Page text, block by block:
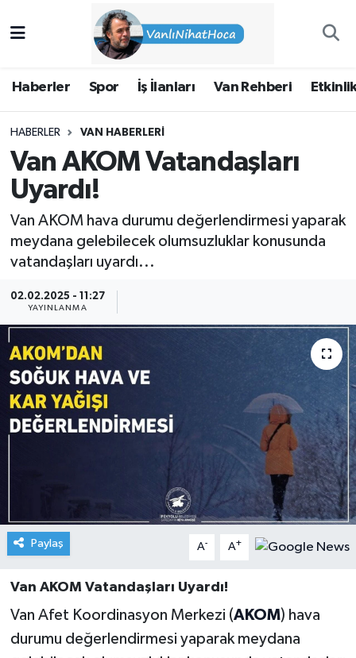
Haberler Spor İş İlanları Van Rehberi
HABERLER VAN HABERLERI
Van AKOM Vatandaşları
Uyardı!
Van AKOM hava durumu değerlendirmesi yaparak
meydana gelebilecek olumsuzluklar konusunda
vatandaşları uyardı...
02.02.2025 - 11:27
YAYINLANMA
Paylaş A- A+
Van AKOM Vatandaşları Uyardı!
Van Afet Koordinasyon Merkezi (AKOM) hava
durumu değerlendirmesi yaparak meydana
Van Rehberi
Etkinlikler
Köşe Yazıları
Hakkımda
İpekyolu Nöbetçi Eczaneler
Süper Lig Puan Durumu ve Fikstür
Tüm Manşetler
Son Dakika Haberleri
Haber Arşivi